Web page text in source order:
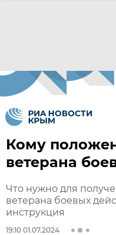
Кому
ветерана
Что нужно для
ветерана боевых
инструкция
19:10 01.07.2024